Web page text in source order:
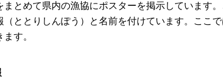
まとめて県内の漁協にポスターを掲示しています
（ととりしんぽう）と名前を付けています。ここ
す。